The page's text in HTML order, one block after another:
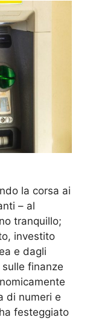
la corsa ai
– al
tranquillo;
investito
e dagli
finanze
di numeri e
ha festeggiato